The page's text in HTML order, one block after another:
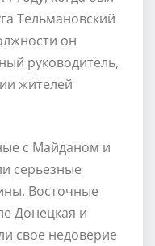
Тельмановский
он
руководитель,
жителей
с Майданом и
серьезные
Восточные
Донецкая и
свое недоверие